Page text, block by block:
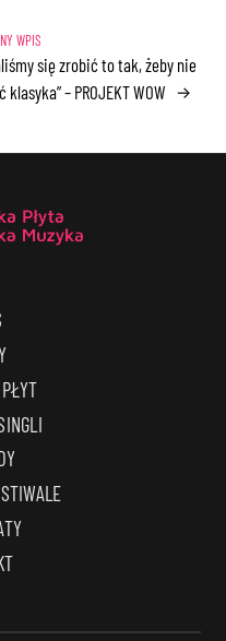
się zrobić to tak, żeby nie
klasyka” – PROJEKT WOW →